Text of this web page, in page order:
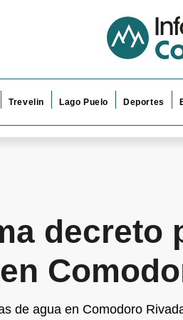
Trevelin Lago Puelo Deportes
decreto
de agua en Comodoro